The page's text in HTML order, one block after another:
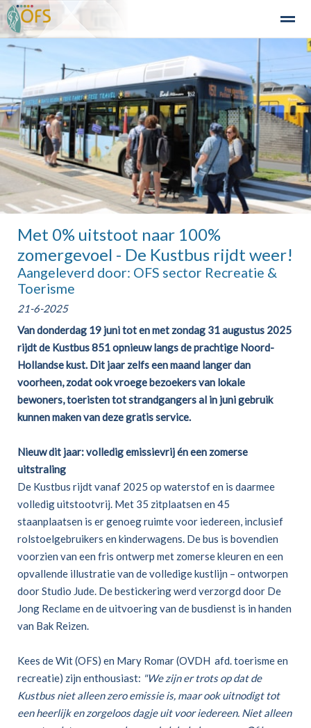
Industrie en Bedrijven Agribusiness
Home Zoeken Nieuws Agenda
● ● ● ● ●
Met 0% uitstoot naar 100%
zomergevoel - De Kustbus rijdt weer!
Aangeleverd door: OFS sector Recreatie &
Toerisme
21-6-2025
Van donderdag 19 juni tot en met zondag 31 augustus 2025
rijdt de Kustbus 851 opnieuw langs de prachtige Noord-
Hollandse kust. Dit jaar zelfs een maand langer dan
voorheen, zodat ook vroege bezoekers van lokale
bewoners, toeristen tot strandgangers al in juni gebruik
kunnen maken van deze gratis service.
Nieuw dit jaar: volledig emissievrij én een zomerse
uitstraling
De Kustbus rijdt vanaf 2025 op waterstof en is daarmee
volledig uitstootvrij. Met 35 zitplaatsen en 45
staanplaatsen is er genoeg ruimte voor iedereen, inclusief
rolstoelgebruikers en kinderwagens. De bus is bovendien
voorzien van een fris ontwerp met zomerse kleuren en een
opvallende illustratie van de volledige kustlijn – ontworpen
door Studio Jude. De bestickering werd verzorgd door De
Jong Reclame en de uitvoering van de busdienst is in handen
van Bak Reizen.
Kees de Wit (OFS) en Mary Romar (OVDH afd. toerisme en
recreatie) zijn enthousiast: "We zijn er trots op dat de
Kustbus niet alleen zero emissie is, maar ook uitnodigt tot
een heerlijk en zorgeloos dagje uit voor iedereen. Niet alleen